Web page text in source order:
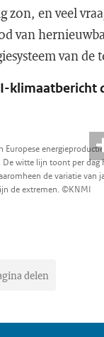
zon, en veel
van
van de
klimaatbericht
Europese
De witte lijn toont per dag
de variatie van
de extremen. ©KNMI
delen